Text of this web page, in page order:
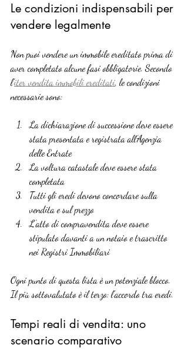
Le condizioni indispensabili per
vendere legalmente
Non puoi vendere un immobile ereditato prima di
aver completato alcune fasi obbligatorie. Secondo
l’iter vendita immobili ereditati, le condizioni
necessarie sono:
La dichiarazione di successione deve essere
stata presentata e registrata all’Agenzia
delle Entrate
La voltura catastale deve essere stata
completata
Tutti gli eredi devono concordare sulla
vendita e sul prezzo
L’atto di compravendita deve essere
stipulato davanti a un notaio e trascritto
nei Registri Immobiliari
Ogni punto di questa lista è un potenziale blocco.
Il più sottovalutato è il terzo: l’accordo tra eredi.
Tempi reali di vendita: uno
scenario comparativo